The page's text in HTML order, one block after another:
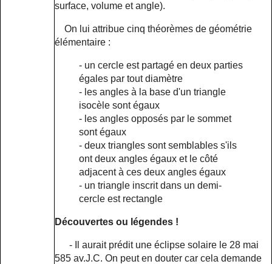
surface, volume et angle).
On lui attribue cinq théorèmes de géométrie
élémentaire :
- un cercle est partagé en deux parties
égales par tout diamètre
- les angles à la base d'un triangle
isocèle sont égaux
- les angles opposés par le sommet
sont égaux
- deux triangles sont semblables s'ils
ont deux angles égaux et le côté
adjacent à ces deux angles égaux
- un triangle inscrit dans un demi-
cercle est rectangle
Découvertes ou légendes !
- Il aurait prédit une éclipse solaire le 28 mai
585 av.J.C. On peut en douter car cela demande